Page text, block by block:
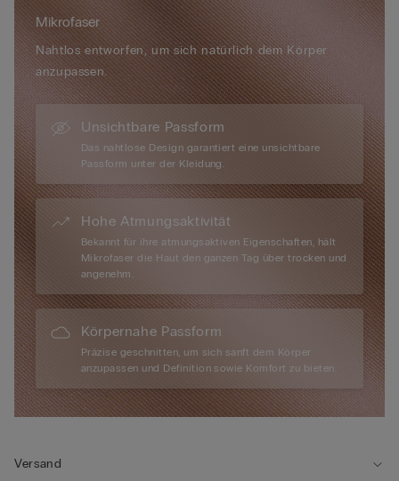
Frau, die nach schlichter Eleganz sucht und sich rundum
wohlfühlen will. Wählen Sie die nahtlosen Damen Slips im
Brazilian Cut in einer beliebigen Farbe, die zu Ihnen passt und
Sie selbstbewusst erstrahlen lässt.
Mikrofaser
Nahtlos entworfen, um sich natürlich dem Körper
anzupassen.
Unsichtbare Passform
Das nahtlose Design garantiert eine unsichtbare
Passform unter der Kleidung.
Hohe Atmungsaktivität
Bekannt für ihre atmungsaktiven Eigenschaften, hält
Mikrofaser die Haut den ganzen Tag über trocken und
angenehm.
Körpernahe Passform
Präzise geschnitten, um sich sanft dem Körper
anzupassen und Definition sowie Komfort zu bieten.
Versand